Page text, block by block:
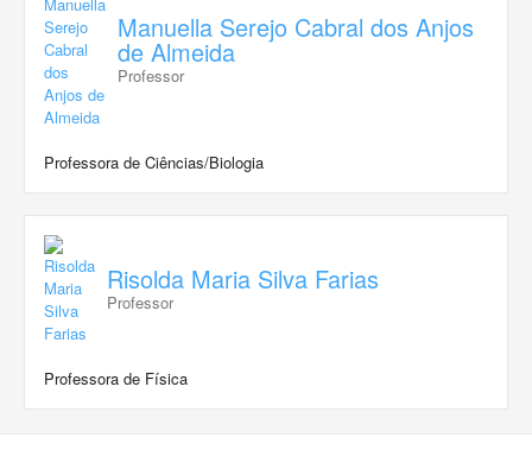
Manuella Serejo Cabral dos Anjos
de Almeida
Professor
Professora de Ciências/Biologia
Risolda Maria Silva Farias
Professor
Professora de Física